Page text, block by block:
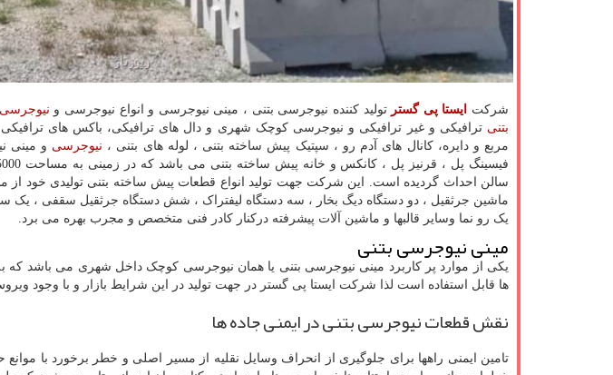
شرکت ایستا پی گستر تولید کننده نیوجرسی بتنی ، مینی نیوجرسی و انواع نیوجرسی و نیوجرسی
بتنی ترافیکی و غیر ترافیکی و نیوجرسی کوچک شهری و دال های ترافیکی، باکس های ترافیکی
مربع و دایره، کانال های آدم رو ، سپتیک پیش ساخته بتنی ، لوله های بتنی ، نیوجرسی و مینی
سالن احداث گردیده است. این شرکت جهت تولید انواع قطعات پیش ساخته بتنی تولیدی خود از
ماشین جرثقیل ، دو دستگاه دیگ بخار ، سه دستگاه لیفتراک ، شش دستگاه جرثقیل سقفی ، یک
یک رو نما وسایر قالبها و ماشین آلات پیشرفته درکنار کادر فنی متخصص و مجرب بهره می برد.
مینی نیوجرسی بتنی
یکی از موارد پر کاربرد مینی نیوجرسی بتنی یا همان نیوجرسی کوچک داخل شهری می باشد که
ها قابل استفاده است لذا شرکت ایستا پی گستر در جهت تولید در این شرایط بازار و با وجود
نقش قطعات نیوجرسی بتنی در ایمنی جاده ها
تامین ایمنی راهها برای جلوگیری از انحراف وسایل نقلیه از مسیر اصلی و خطر برخورد با موانع